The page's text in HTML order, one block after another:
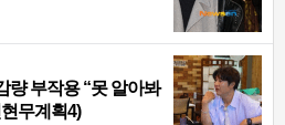
부작용 “못 알아봐
무계획4)